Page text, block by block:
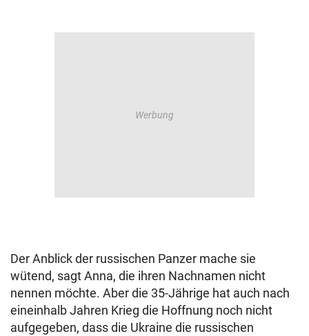
Der Anblick der russischen Panzer mache sie
wütend, sagt Anna, die ihren Nachnamen nicht
nennen möchte. Aber die 35-Jährige hat auch nach
eineinhalb Jahren Krieg die Hoffnung noch nicht
aufgegeben, dass die Ukraine die russischen